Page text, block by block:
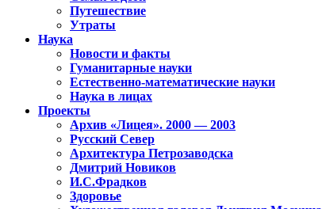
Путешествие
Утраты
Наука
Новости и факты
Гуманитарные науки
Естественно-математические науки
Наука в лицах
Проекты
Архив «Лицея». 2000 — 2003
Русский Север
Архитектура Петрозаводска
Дмитрий Новиков
И.С.Фрадков
Здоровье